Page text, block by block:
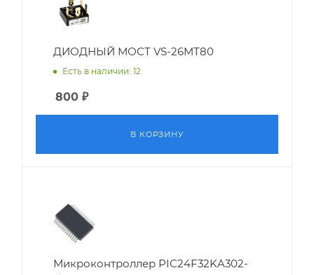
ДИОДНЫЙ МОСТ VS-26MT80
Есть в наличии: 12
800 ₽
В КОРЗИНУ
Микроконтроллер PIC24F32KA302-